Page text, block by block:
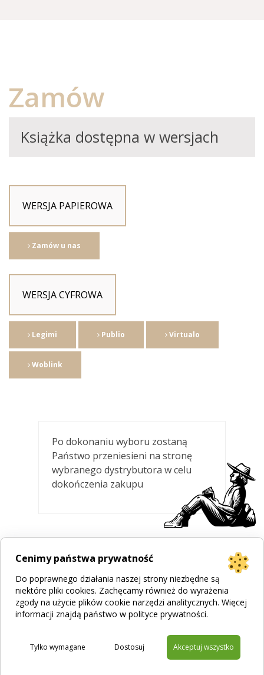
Zamów
Książka dostępna w wersjach
WERSJA PAPIEROWA
Zamów u nas
WERSJA CYFROWA
Legimi Publio Virtualo
Woblink
Po dokonaniu wyboru zostaną
Państwo przeniesieni na stronę
wybranego dystrybutora w celu
dokończenia zakupu
Cenimy państwa prywatność
Do poprawnego działania naszej strony niezbędne są
niektóre pliki cookies. Zachęcamy również do wyrażenia
zgody na użycie plików cookie narzędzi analitycznych. Więcej
informacji znajdą państwo w polityce prywatności.
Dostosuj
Tylko wymagane Akceptuj wszystko
Projekt stronyBogumiła Płachecka
Regulamin sklepu
Polityka prywatności | Pliki Cookies